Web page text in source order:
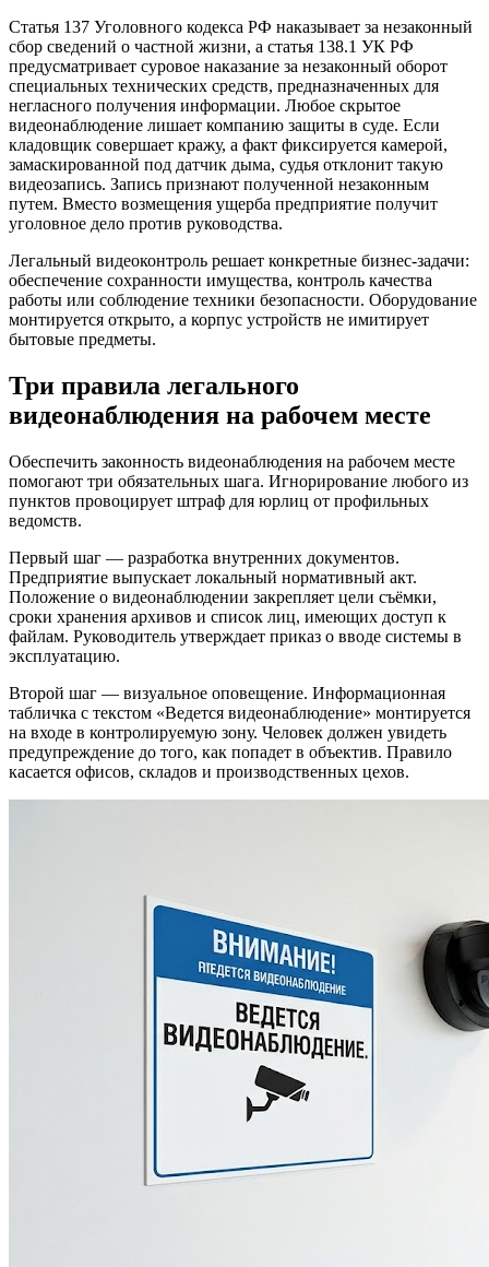
Статья 137 Уголовного кодекса РФ наказывает за незаконный
сбор сведений о частной жизни, а статья 138.1 УК РФ
предусматривает суровое наказание за незаконный оборот
специальных технических средств, предназначенных для
негласного получения информации. Любое скрытое
видеонаблюдение лишает компанию защиты в суде. Если
кладовщик совершает кражу, а факт фиксируется камерой,
замаскированной под датчик дыма, судья отклонит такую
видеозапись. Запись признают полученной незаконным
путем. Вместо возмещения ущерба предприятие получит
уголовное дело против руководства.
Легальный видеоконтроль решает конкретные бизнес-задачи:
обеспечение сохранности имущества, контроль качества
работы или соблюдение техники безопасности. Оборудование
монтируется открыто, а корпус устройств не имитирует
бытовые предметы.
Три правила легального
видеонаблюдения на рабочем месте
Обеспечить законность видеонаблюдения на рабочем месте
помогают три обязательных шага. Игнорирование любого из
пунктов провоцирует штраф для юрлиц от профильных
ведомств.
Первый шаг — разработка внутренних документов.
Предприятие выпускает локальный нормативный акт.
Положение о видеонаблюдении закрепляет цели съёмки,
сроки хранения архивов и список лиц, имеющих доступ к
файлам. Руководитель утверждает приказ о вводе системы в
эксплуатацию.
Второй шаг — визуальное оповещение. Информационная
табличка с текстом «Ведется видеонаблюдение» монтируется
на входе в контролируемую зону. Человек должен увидеть
предупреждение до того, как попадет в объектив. Правило
касается офисов, складов и производственных цехов.